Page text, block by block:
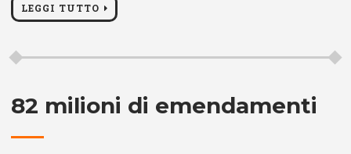
LEGGI TUTTO
82 milioni di emendamenti